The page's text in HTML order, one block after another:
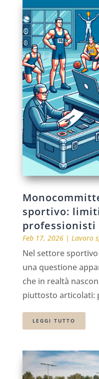
sportivo:
professionisti
Feb 17, 2026| Lavoro
Nel settore
una questione
che in realtà
piuttosto articolati:
LEGGI TUTTO